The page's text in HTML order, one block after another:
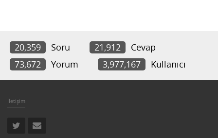
20,359 Soru 21,912
Cevap
73,672
Yorum 3,977,167 Kullanıcı
İletişim